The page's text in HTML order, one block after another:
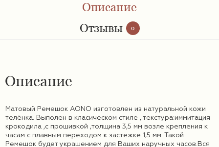
Ремешки 36 мм
Мужские ремешки
Описание
Отзывы
0
Описание
Матовый Ремешок AONO изготовлен из натуральной кожи
телёнка. Выполен в класическом стиле , текстура:иммитация
крокодила ,с прошивкой ,толщина 3,5 мм возле крепления к
часам с плавным переходом к застежке 1,5 мм. Такой
Ремешок будет украшением для Ваших наручных часов.Вся